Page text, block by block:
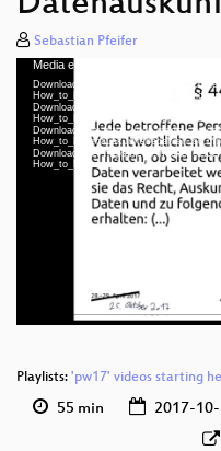
Sebastian Pfeifer
Video
Player
Media error: Format(s) not
Download File: https://
Download File: https://
Download File: https://
Download File: https://
Playlists: 'pw17' videos starting
55 min 2017-